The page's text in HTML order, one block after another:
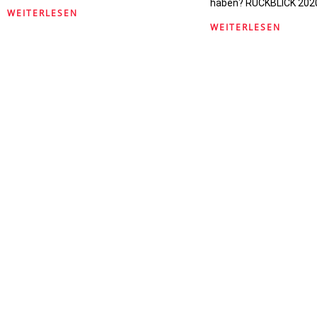
WEITERLESEN
haben? RÜCKBLICK
WEITERLESEN